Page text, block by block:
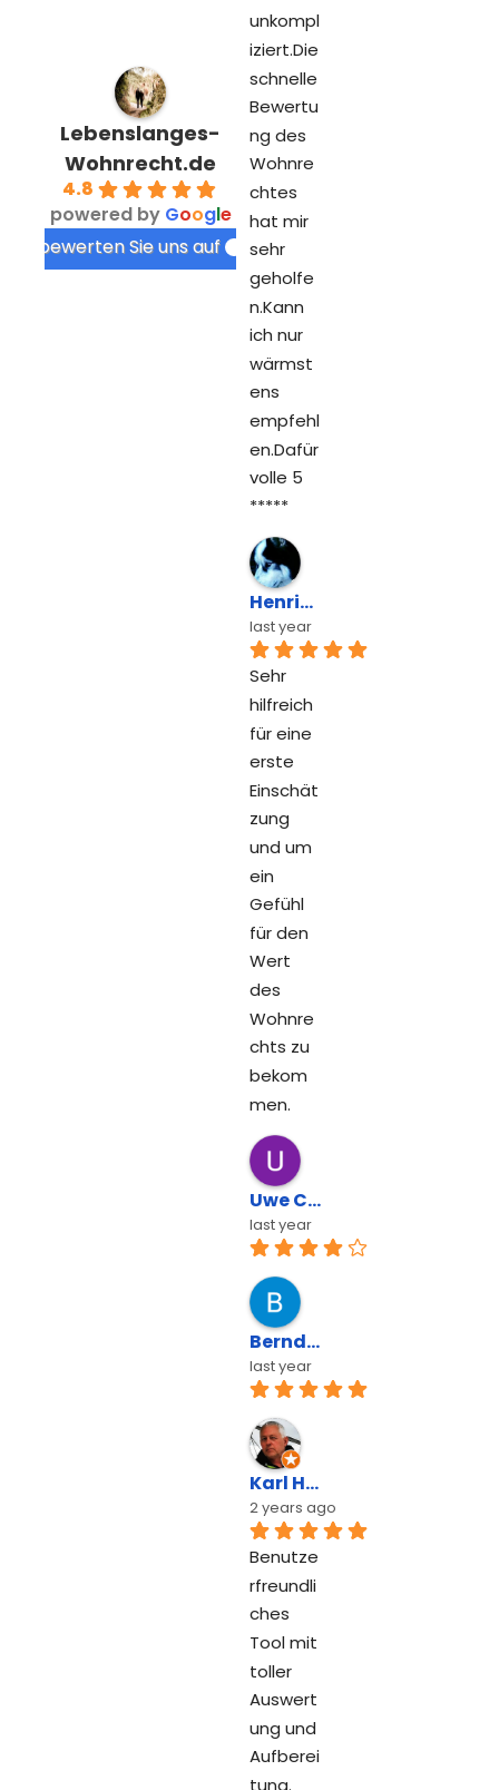
Lebenslanges-
Wohnrecht.de
4.8
powered by Google
bewerten Sie uns auf
unkompl
iziert.Die
schnelle
Bewertu
ng des
Wohnre
chtes
hat mir
sehr
geholfe
n.Kann
ich nur
wärmst
ens
empfehl
en.Dafür
volle 5
*****
Henrik Pilz
last year
Sehr
hilfreich
für eine
erste
Einschät
zung
und um
ein
Gefühl
für den
Wert
des
Wohnre
chts zu
bekom
men.
Uwe Cronenberg
last year
Bernd Erbacher
last year
Karl Heinz Tschofen
2 years ago
Benutze
rfreundli
ches
Tool mit
toller
Auswert
ung und
Aufberei
tung.